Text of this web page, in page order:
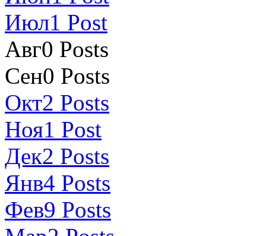
Июл1 Post
Авг0 Posts
Сен0 Posts
Окт2 Posts
Ноя1 Post
Дек2 Posts
Янв4 Posts
Фев9 Posts